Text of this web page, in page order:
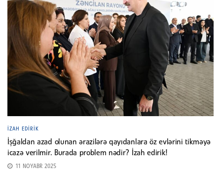
İZAH EDIRIK
İşğaldan azad olunan ərazilərə qayıdanlara öz evlərini tikməyə
icazə verilmir. Burada problem nədir? İzah edirik!
11 NOYABR 2025